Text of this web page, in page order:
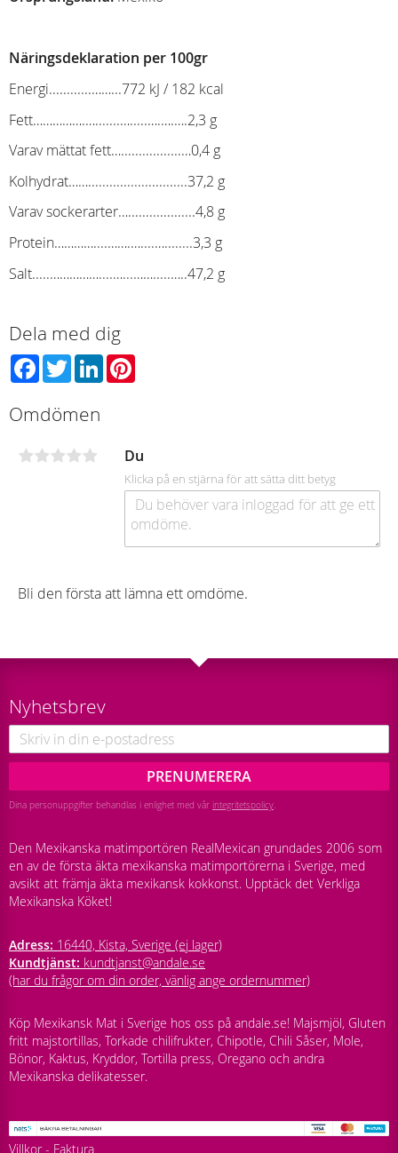
Näringsdeklaration per 100gr
Energi............……...772 kJ / 182 kcal
Fett…………….….......….....….….….2,3 g
Varav mättat fett….................…0,4 g
Kolhydrat……............................37,2 g
Varav sockerarter…...................4,8 g
Protein…………....…….…....…........3,3 g
Salt.....……………....…...…….....…..47,2 g
Dela med dig
Facebook
TwitterLinkedIn
Omdömen
Du
Klicka på en stjärna för att sätta ditt betyg
Bli den första att lämna ett omdöme.
Nyhetsbrev
PRENUMERERA
Dina personuppgifter behandlas i enlighet med vår integritetspolicy.
Den Mexikanska matimportören RealMexican grundades 2006 som
en av de första äkta mexikanska matimportörerna i Sverige, med
avsikt att främja äkta mexikansk kokkonst. Upptäck det Verkliga
Mexikanska Köket!
Adress: 16440, Kista, Sverige (ej lager)
Kundtjänst: kundtjanst@andale.se
(har du frågor om din order, vänlig ange ordernummer)
Köp Mexikansk Mat i Sverige hos oss på andale.se! Majsmjöl, Gluten
fritt majstortillas, Torkade chilifrukter, Chipotle, Chili Såser, Mole,
Bönor, Kaktus, Kryddor, Tortilla press, Oregano och andra
Mexikanska delikatesser.
Villkor - Faktura